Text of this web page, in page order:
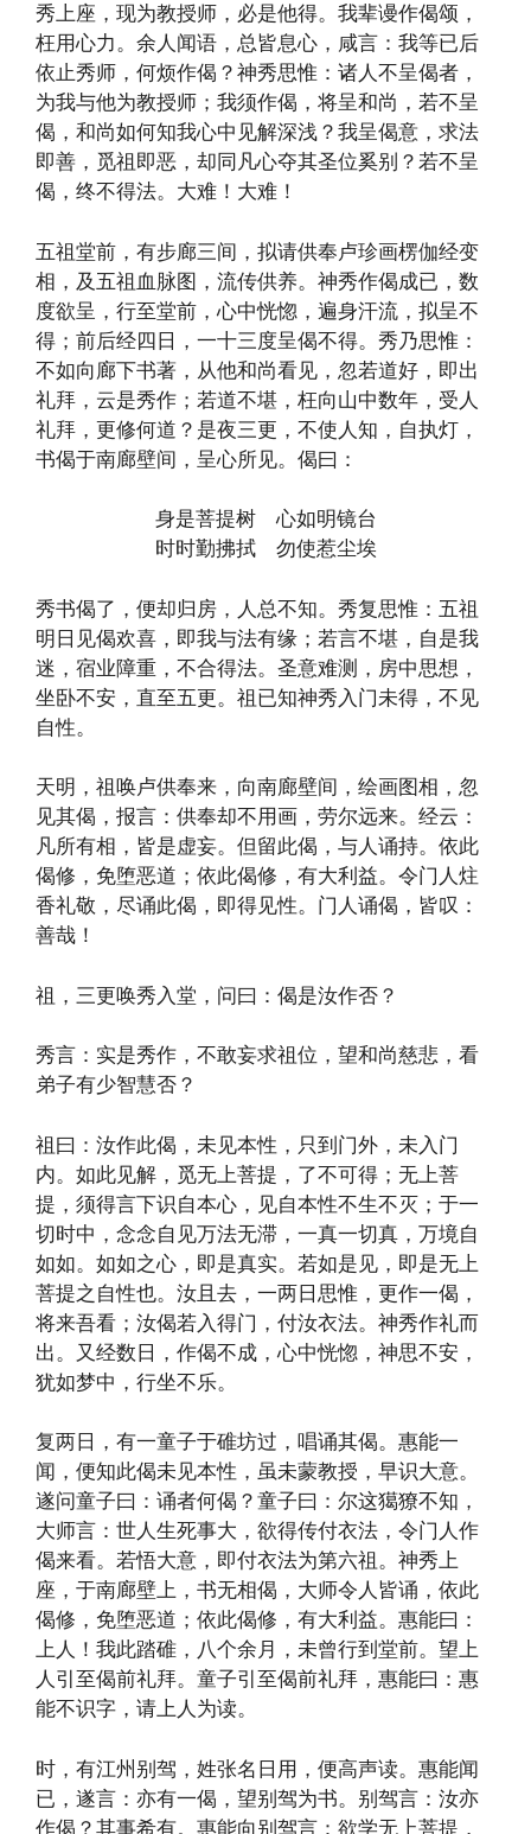
秀上座，现为教授师，必是他得。我辈谩作偈颂，
枉用心力。余人闻语，总皆息心，咸言：我等已后
依止秀师，何烦作偈？神秀思惟：诸人不呈偈者，
为我与他为教授师；我须作偈，将呈和尚，若不呈
偈，和尚如何知我心中见解深浅？我呈偈意，求法
即善，觅祖即恶，却同凡心夺其圣位奚别？若不呈
偈，终不得法。大难！大难！
五祖堂前，有步廊三间，拟请供奉卢珍画楞伽经变
相，及五祖血脉图，流传供养。神秀作偈成已，数
度欲呈，行至堂前，心中恍惚，遍身汗流，拟呈不
得；前后经四日，一十三度呈偈不得。秀乃思惟：
不如向廊下书著，从他和尚看见，忽若道好，即出
礼拜，云是秀作；若道不堪，枉向山中数年，受人
礼拜，更修何道？是夜三更，不使人知，自执灯，
书偈于南廊壁间，呈心所见。偈曰：
身是菩提树 心如明镜台
时时勤拂拭 勿使惹尘埃
秀书偈了，便却归房，人总不知。秀复思惟：五祖
明日见偈欢喜，即我与法有缘；若言不堪，自是我
迷，宿业障重，不合得法。圣意难测，房中思想，
坐卧不安，直至五更。祖已知神秀入门未得，不见
自性。
天明，祖唤卢供奉来，向南廊壁间，绘画图相，忽
见其偈，报言：供奉却不用画，劳尔远来。经云：
凡所有相，皆是虚妄。但留此偈，与人诵持。依此
偈修，免堕恶道；依此偈修，有大利益。令门人炷
香礼敬，尽诵此偈，即得见性。门人诵偈，皆叹：
善哉！
祖，三更唤秀入堂，问曰：偈是汝作否？
秀言：实是秀作，不敢妄求祖位，望和尚慈悲，看
弟子有少智慧否？
祖曰：汝作此偈，未见本性，只到门外，未入门
内。如此见解，觅无上菩提，了不可得；无上菩
提，须得言下识自本心，见自本性不生不灭；于一
切时中，念念自见万法无滞，一真一切真，万境自
如如。如如之心，即是真实。若如是见，即是无上
菩提之自性也。汝且去，一两日思惟，更作一偈，
将来吾看；汝偈若入得门，付汝衣法。神秀作礼而
出。又经数日，作偈不成，心中恍惚，神思不安，
犹如梦中，行坐不乐。
复两日，有一童子于碓坊过，唱诵其偈。惠能一
闻，便知此偈未见本性，虽未蒙教授，早识大意。
遂问童子曰：诵者何偈？童子曰：尔这獦獠不知，
大师言：世人生死事大，欲得传付衣法，令门人作
偈来看。若悟大意，即付衣法为第六祖。神秀上
座，于南廊壁上，书无相偈，大师令人皆诵，依此
偈修，免堕恶道；依此偈修，有大利益。惠能曰：
上人！我此踏碓，八个余月，未曾行到堂前。望上
人引至偈前礼拜。童子引至偈前礼拜，惠能曰：惠
能不识字，请上人为读。
时，有江州别驾，姓张名日用，便高声读。惠能闻
已，遂言：亦有一偈，望别驾为书。别驾言：汝亦
作偈？其事希有。惠能向别驾言：欲学无上菩提，